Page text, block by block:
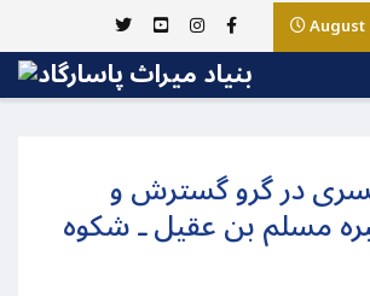
August
در گرو گسترش و
مسلم بن عقیل ـ شکوه